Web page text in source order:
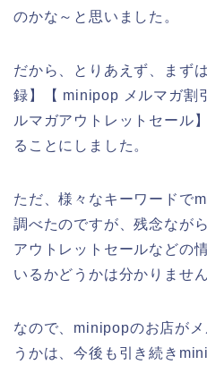
のかな～と思いました。
だから、とりあえず、まず
録】【 minipop メルマガ割
ルマガアウトレットセール
ることにしました。
ただ、様々なキーワードで
調べたのですが、残念なが
アウトレットセールなどの
いるかどうかは分かりませ
なので、minipopのお店が
うかは、今後も引き続き